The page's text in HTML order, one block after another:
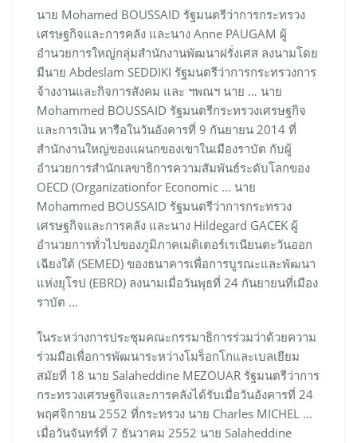
นาย Mohamed BOUSSAID รัฐมนตรีว่าการกระทรวง
เศรษฐกิจและการคลัง และนาง Anne PAUGAM ผู้
อำนวยการใหญ่กลุ่มสำนักงานพัฒนาฝรั่งเศส ลงนามโดย
มีนาย Abdeslam SEDDIKI รัฐมนตรีว่าการกระทรวงการ
จ้างงานและกิจการสังคม และ ฯพณฯ นาย … นาย
Mohammed BOUSSAID รัฐมนตรีกระทรวงเศรษฐกิจ
และการเงิน หารือในวันอังคารที่ 9 กันยายน 2014 ที่
สำนักงานใหญ่ของแผนกของเขาในเมืองราบัต กับผู้
อำนวยการสำนักเลขาธิการความสัมพันธ์ระดับโลกของ
OECD (Organizationfor Economic … นาย
Mohammed BOUSSAID รัฐมนตรีว่าการกระทรวง
เศรษฐกิจและการคลัง และนาง Hildegard GACEK ผู้
อำนวยการทั่วไปของภูมิภาคเมดิเตอร์เรเนียนตะวันออก
เฉียงใต้ (SEMED) ของธนาคารเพื่อการบูรณะและพัฒนา
แห่งยุโรป (EBRD) ลงนามเมื่อวันพุธที่ 24 กันยายนที่เมือง
ราบัต …
ในระหว่างการประชุมคณะกรรมาธิการร่วมว่าด้วยความ
ร่วมมือเพื่อการพัฒนาระหว่างโมร็อกโกและเบลเยียม
สมัยที่ 18 นาย Salaheddine MEZOUAR รัฐมนตรีว่าการ
กระทรวงเศรษฐกิจและการคลังได้รับเมื่อวันอังคารที่ 24
พฤศจิกายน 2552 ที่กระทรวง นาย Charles MICHEL …
เมื่อวันจันทร์ที่ 7 ธันวาคม 2552 นาย Salaheddine